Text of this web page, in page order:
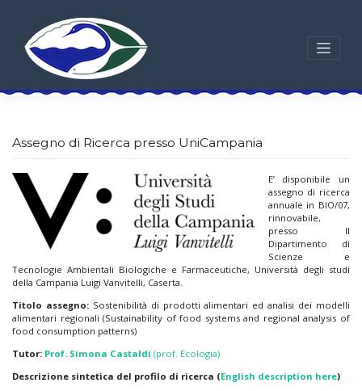
Assegno di Ricerca presso UniCampania
E’ disponibile un
assegno di ricerca
annuale in BIO/07,
rinnovabile,
presso Il
Dipartimento di
Scienze e
Tecnologie Ambientali Biologiche e Farmaceutiche, Università degli studi
della Campania Luigi Vanvitelli, Caserta.
Titolo assegno: Sostenibilità di prodotti alimentari ed analisi dei modelli
alimentari regionali (Sustainability of food systems and regional analysis of
food consumption patterns)
Tutor: Prof. Simona Castaldi (prof. Ecologia)
Descrizione sintetica del profilo di ricerca (English description here)